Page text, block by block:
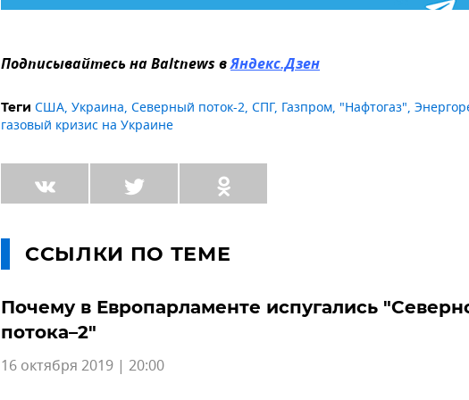
Подписывайтесь на Baltnews вЯндекс.Дзен
Теги США, Украина, Северный поток-2, СПГ, Газпром, "Нафтогаз",
газовый кризис на Украине
ССЫЛКИ ПО ТЕМЕ
Почему в Европарламенте испугались
потока–2"
16 октября 2019 | 20:00